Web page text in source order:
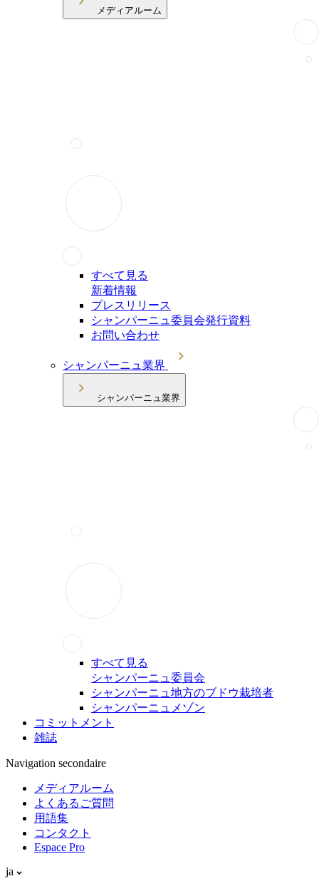
メディアルーム
すべて見る
新着情報
プレスリリース
シャンパーニュ委員会発行資料
お問い合わせ
シャンパーニュ業界
シャンパーニュ業界
すべて見る
シャンパーニュ委員会
シャンパーニュ地方のブドウ栽培者
シャンパーニュメゾン
コミットメント
雑誌
Navigation secondaire
メディアルーム
よくあるご質問
用語集
コンタクト
Espace Pro
ja